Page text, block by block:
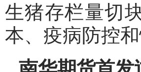
生猪存栏量切
本、疫病防控